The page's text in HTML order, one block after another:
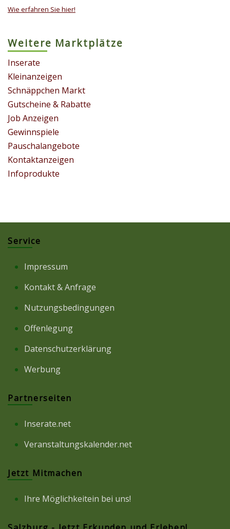
Wie erfahren Sie hier!
Weitere Marktplätze
Inserate
Kleinanzeigen
Schnäppchen Markt
Gutscheine & Rabatte
Job Anzeigen
Gewinnspiele
Pauschalangebote
Kontaktanzeigen
Infoprodukte
Service
Impressum
Kontakt & Anfrage
Nutzungsbedingungen
Offenlegung
Datenschutzerklärung
Werbung
Partnerseiten
Inserate.net
Veranstaltungskalender.net
Jetzt Mitmachen
Ihre Möglichkeitein bei uns!